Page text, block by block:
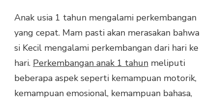
Anak usia 1 tahun mengalami perkembangan
yang cepat. Mam pasti akan merasakan bahwa
si Kecil mengalami perkembangan dari hari ke
hari. Perkembangan anak 1 tahun meliputi
beberapa aspek seperti kemampuan motorik,
kemampuan emosional, kemampuan bahasa,